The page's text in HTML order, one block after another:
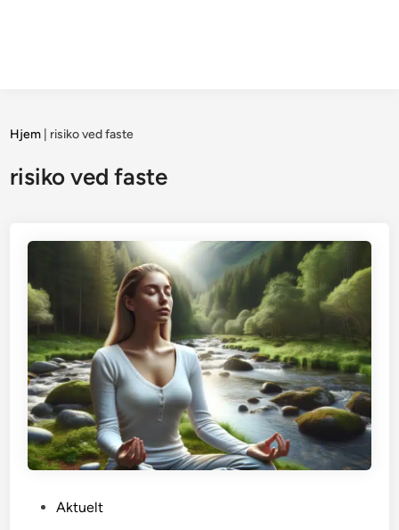
Hjem risiko ved faste
risiko ved faste
Aktuelt